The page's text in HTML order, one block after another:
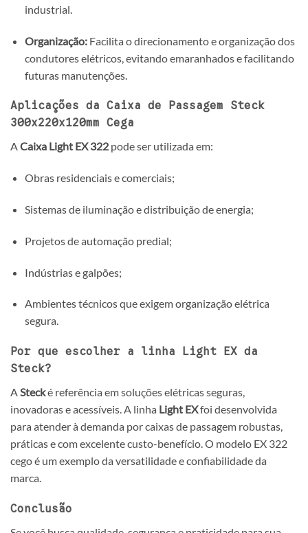
industrial.
Organização:Facilita o direcionamento e organização dos
condutores elétricos, evitando emaranhados e facilitando
futuras manutenções.
Aplicações da Caixa de Passagem Steck
300x220x120mm Cega
ACaixa Light EX 322 pode ser utilizada em:
Obras residenciais e comerciais;
Sistemas de iluminação e distribuição de energia;
Projetos de automação predial;
Indústrias e galpões;
Ambientes técnicos que exigem organização elétrica
segura.
Por que escolher a linha Light EX da
Steck?
AStecké referência em soluções elétricas seguras,
inovadoras e acessíveis. A linha Light EXfoi desenvolvida
para atender à demanda por caixas de passagem robustas,
práticas e com excelente custo-benefício. O modelo EX 322
cego é um exemplo da versatilidade e confiabilidade da
marca.
Conclusão